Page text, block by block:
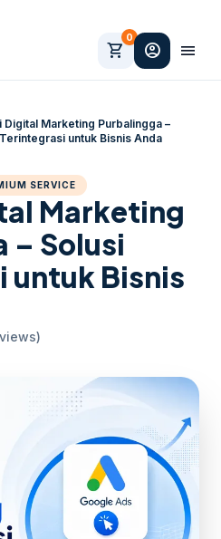
shopping_cart
0
account_circle menu
Digital Marketing Purbalingga –
untuk Bisnis Anda
SERVICE
Marketing
– Solusi
untuk Bisnis